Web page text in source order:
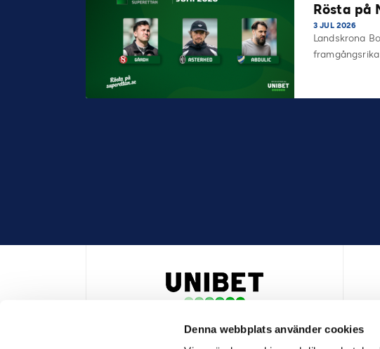
Denna webbplats använder cookies
Rösta på
3 JUL 2026
Landskrona
HUVUDPARTNER OCH PRESENTING PARTNER ALLSVENSKAN